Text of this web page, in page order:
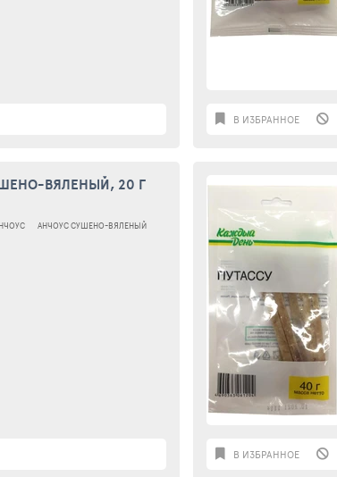
В ИЗБРАННОЕ
ВЯЛЕНЫЙ, 20 Г
АНЧОУС СУШЕНО-ВЯЛЕНЫЙ
В ИЗБРАННОЕ